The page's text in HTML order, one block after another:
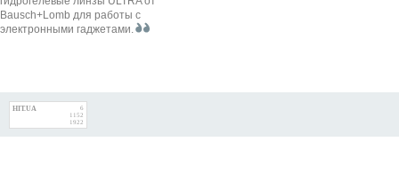
Bausch+Lomb для работы с
электронными гаджетами.
HIT.UA
6
1152
1922